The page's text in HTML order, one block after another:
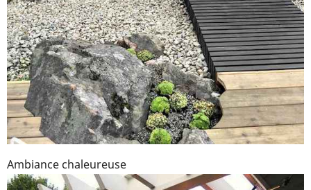
Ambiance chaleureuse